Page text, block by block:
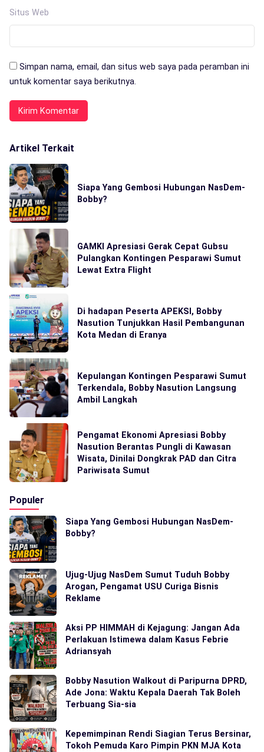
Situs Web
Simpan nama, email, dan situs web saya pada peramban ini
untuk komentar saya berikutnya.
Artikel Terkait
Siapa Yang Gembosi Hubungan NasDem-
Bobby?
GAMKI Apresiasi Gerak Cepat Gubsu
Pulangkan Kontingen Pesparawi Sumut
Lewat Extra Flight
Di hadapan Peserta APEKSI, Bobby
Nasution Tunjukkan Hasil Pembangunan
Kota Medan di Eranya
Kepulangan Kontingen Pesparawi Sumut
Terkendala, Bobby Nasution Langsung
Ambil Langkah
Pengamat Ekonomi Apresiasi Bobby
Nasution Berantas Pungli di Kawasan
Wisata, Dinilai Dongkrak PAD dan Citra
Pariwisata Sumut
Populer
Siapa Yang Gembosi Hubungan NasDem-
Bobby?
Ujug-Ujug NasDem Sumut Tuduh Bobby
Arogan, Pengamat USU Curiga Bisnis
Reklame
Aksi PP HIMMAH di Kejagung: Jangan Ada
Perlakuan Istimewa dalam Kasus Febrie
Adriansyah
Bobby Nasution Walkout di Paripurna DPRD,
Ade Jona: Waktu Kepala Daerah Tak Boleh
Terbuang Sia-sia
Kepemimpinan Rendi Siagian Terus Bersinar,
Tokoh Pemuda Karo Pimpin PKN MJA Kota